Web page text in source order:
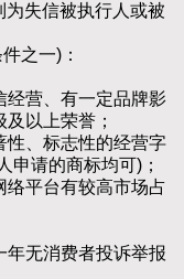
失信被执行人或被
之一)：
营、有一定品牌影
以上荣誉；
、标志性的经营字
申请的商标均可)；
平台有较高市场占
无消费者投诉举报